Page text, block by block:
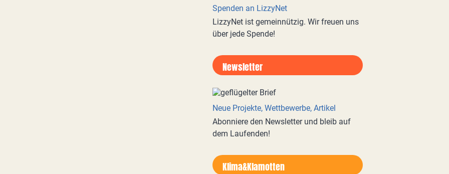
Spenden an LizzyNet
LizzyNet ist gemeinnützig. Wir freuen uns
über jede Spende!
Newsletter
Neue Projekte, Wettbewerbe, Artikel
Abonniere den Newsletter und bleib auf
dem Laufenden!
Klima&Klamotten